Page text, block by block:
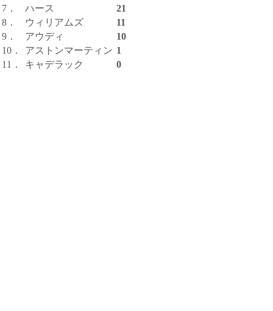
7．
ハース
21
8．
ウィリアムズ
11
9．
アウディ
10
10．
アストンマーティン 1
11．
キャデラック 0